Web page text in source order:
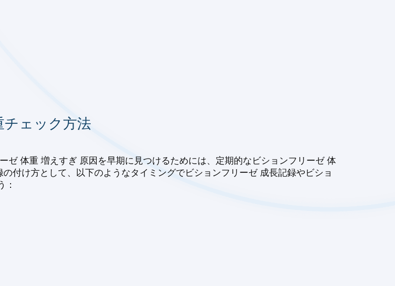
チェック方法
ゼ 体重 増えすぎ 原因を早期に見つけるためには、定期的なビションフリーゼ 体
付け方として、以下のようなタイミングでビションフリーゼ 成長記録やビショ
：